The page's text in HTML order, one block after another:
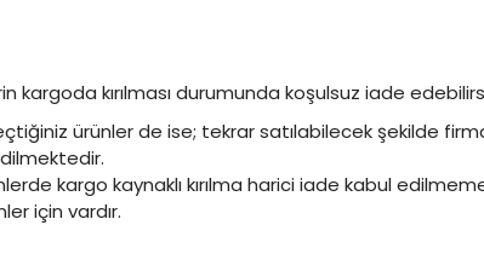
kargoda kırılması durumunda koşulsuz iade
ürünler de ise; tekrar satılabilecek şekilde
kargo kaynaklı kırılma harici iade kabul
için vardır.